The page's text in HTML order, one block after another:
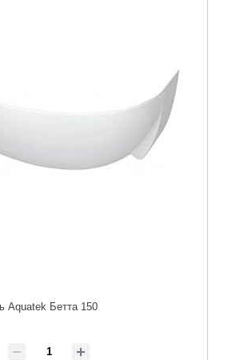
Aquatek Бетта 150